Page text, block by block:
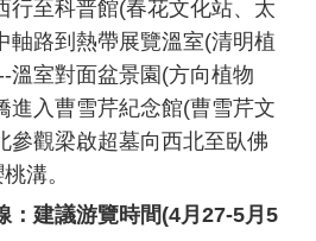
至科普館(春花文化站、太
軸路到熱帶展覽溫室(清明植
溫室對面盆景園(方向植物
進入曹雪芹紀念館(曹雪芹文
參觀梁啟超墓向西北至臥佛
溝。
：建議游覽時間(4月27-5月5